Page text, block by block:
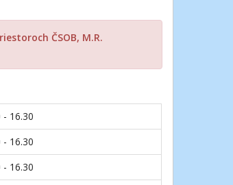
ČSOB, M.R.
- 16.30
- 16.30
- 16.30